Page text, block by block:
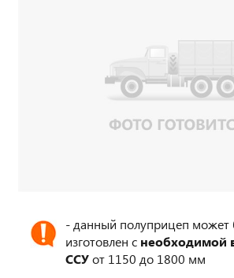
- данный полуприцеп может
изготовлен с необходимой
ССУот 1150 до 1800 мм